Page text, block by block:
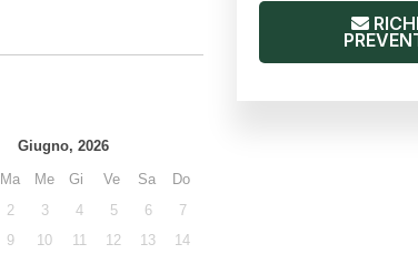
Giugno, 2026
Ma Me Gi Ve Sa
Do
2 3 4 5 6
7
9 10 11 12 13
14
RICHIEDI